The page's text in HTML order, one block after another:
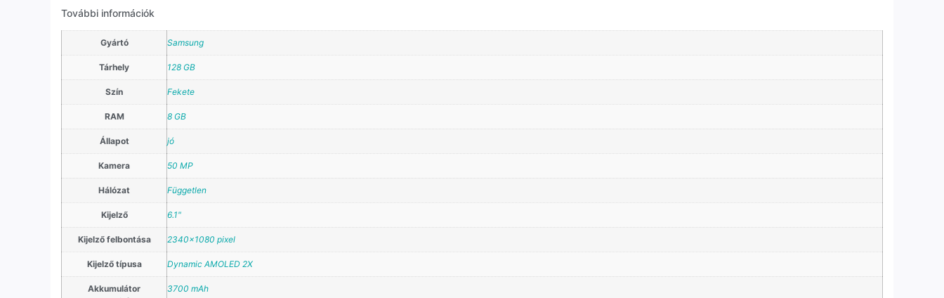
További információk
Gyártó Samsung
Tárhely 128 GB
Szín Fekete
RAM 8 GB
Állapot jó
Kamera 50 MP
Hálózat Független
Kijelző 6.1"
Kijelző felbontása 2340×1080 pixel
Kijelző típusa Dynamic AMOLED 2X
Akkumulátor
3700 mAh